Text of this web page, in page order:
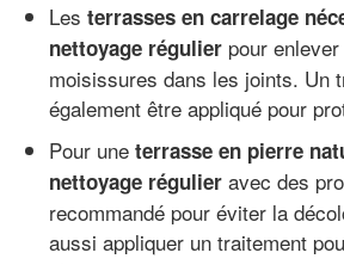
Les terrasses en carrelage
nettoyage régulier pour
moisissures dans les joints. Un
également être appliqué pour
Pour une terrasse en pierre
nettoyage régulier avec des
recommandé pour éviter la
aussi appliquer un traitement